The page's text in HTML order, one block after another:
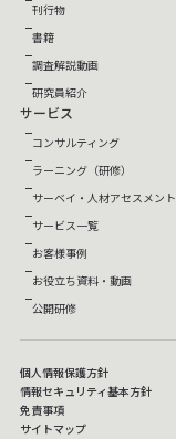
刊行物
書籍
調査解説動画
研究員紹介
サービス
コンサルティング
ラーニング（研修）
サーベイ・人材アセスメント
サービス一覧
お客様事例
お役立ち資料・動画
公開研修
個人情報保護方針
情報セキュリティ基本方針
免責事項
サイトマップ